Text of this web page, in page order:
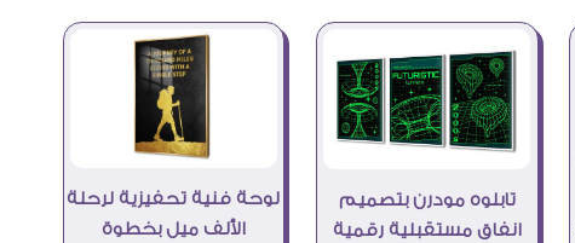
تابلوه مودرن بتصميم
انفاق مستقبلية رقمية
لوحة فنية تحفيزية لرحلة
الألف ميل بخطوة